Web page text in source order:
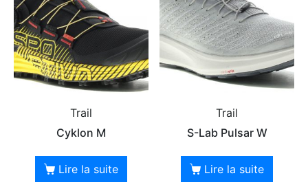
Trail
Cyklon M
Lire la suite
Trail
S-Lab Pulsar W
Lire la suite